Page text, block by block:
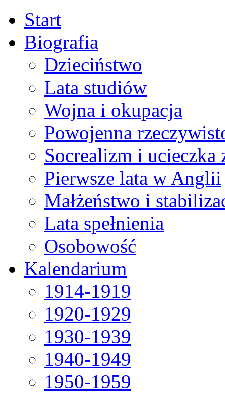
Start
Biografia
Dzieciństwo
Lata studiów
Wojna i okupacja
Powojenna
Socrealizm i ucieczka
Pierwsze lata w Anglii
Małżeństwo i
Lata spełnienia
Osobowość
Kalendarium
1914-1919
1920-1929
1930-1939
1940-1949
1950-1959